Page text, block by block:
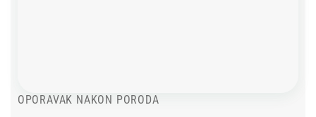
OPORAVAK NAKON PORODA